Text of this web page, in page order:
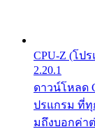
CPU-Z (โป
2.20.1
ดาวน์โหลด
ปรแกรม ที่ทุ
มถึงบอกค่า